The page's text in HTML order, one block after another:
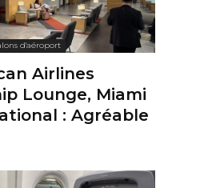
d'aéroport
Airlines
Lounge, Miami
: Agréable